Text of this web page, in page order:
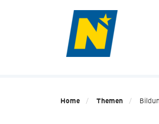
Home Themen